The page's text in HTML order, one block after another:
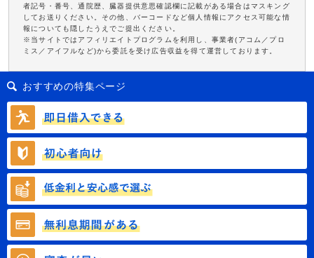
者記号・番号、通院歴、臓器提供意思確認欄に記載がある場合はマスキング
してお送りください。その他、バーコードなど個人情報にアクセス可能な情
報についても隠したうえでご提出ください。
※当サイトではアフィリエイトプログラムを利用し、事業者(アコム／プロ
ミス／アイフルなど)から委託を受け広告収益を得て運営しております。
おすすめの特集ページ